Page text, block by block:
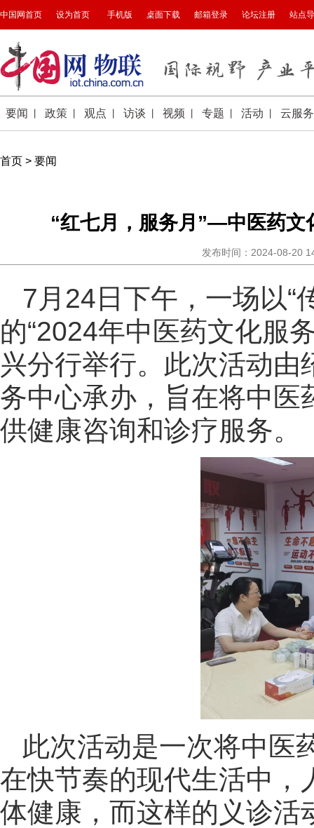
首页 > 要闻
“红七月，服务月”—中医药文
发布时间：2024-08-20
7月24日下午，一场以“
的“2024年中医药文化服
兴分行举行。此次活动
务中心承办，旨在将中医
供健康咨询和诊疗服务。
此次活动是一次将中医
在快节奏的现代生活中，
体健康，而这样的义诊活